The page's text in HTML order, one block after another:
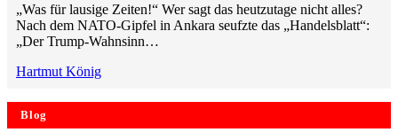
„Was für lausige Zeiten!“ Wer sagt das heutzutage nicht alles?
Nach dem NATO-Gipfel in Ankara seufzte das „Handelsblatt“:
„Der Trump-Wahnsinn…
Hartmut König
Blog